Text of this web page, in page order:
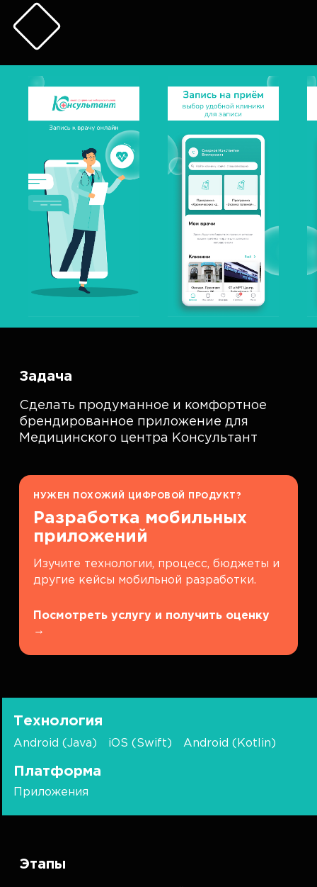
Задача
Сделать продуманное и комфортное
брендированное приложение для
Медицинского центра Консультант
НУЖЕН ПОХОЖИЙ ЦИФРОВОЙ ПРОДУКТ?
Разработка мобильных
приложений
Изучите технологии, процесс, бюджеты и
другие кейсы мобильной разработки.
Посмотреть услугу и получить оценку
→
Технология
Android (Java) iOS (Swift) Android (Kotlin)
Платформа
Приложения
Этапы